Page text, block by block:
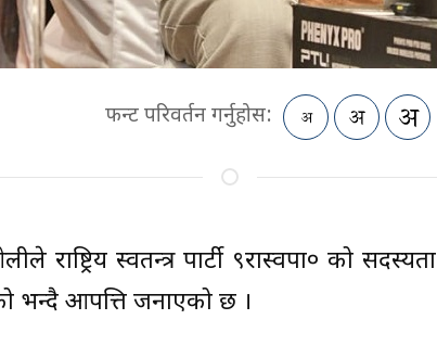
फन्ट परिवर्तन गर्नुहोस:
स्वतन्त्र पार्टी ९रास्वपा० को सदस्यता
भन्दै आपत्ति जनाएको छ ।